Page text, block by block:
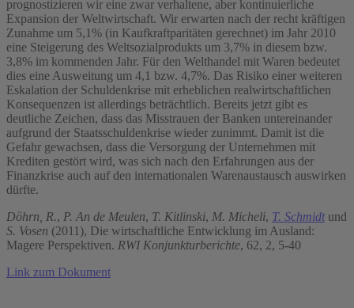
prognostizieren wir eine zwar verhaltene, aber kontinuierliche
Expansion der Weltwirtschaft. Wir erwarten nach der recht kräftigen
Zunahme um 5,1% (in Kaufkraftparitäten gerechnet) im Jahr 2010
eine Steigerung des Weltsozialprodukts um 3,7% in diesem bzw.
3,8% im kommenden Jahr. Für den Welthandel mit Waren bedeutet
dies eine Ausweitung um 4,1 bzw. 4,7%. Das Risiko einer weiteren
Eskalation der Schuldenkrise mit erheblichen realwirtschaftlichen
Konsequenzen ist allerdings beträchtlich. Bereits jetzt gibt es
deutliche Zeichen, dass das Misstrauen der Banken untereinander
aufgrund der Staatsschuldenkrise wieder zunimmt. Damit ist die
Gefahr gewachsen, dass die Versorgung der Unternehmen mit
Krediten gestört wird, was sich nach den Erfahrungen aus der
Finanzkrise auch auf den internationalen Warenaustausch auswirken
dürfte.
Döhrn, R., P. An de Meulen, T. Kitlinski, M. Micheli, T. Schmidtund
S. Vosen (2011), Die wirtschaftliche Entwicklung im Ausland:
Magere Perspektiven. RWI Konjunkturberichte, 62, 2, 5-40
Link zum Dokument